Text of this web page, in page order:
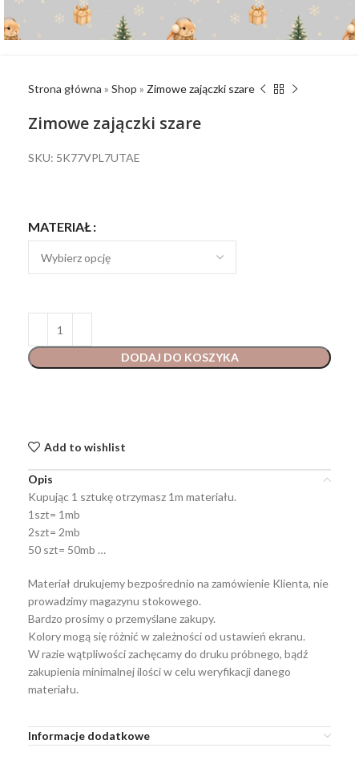
Strona główna » Shop » Zimowe zajączki szare
Zimowe zajączki szare
SKU: 5K77VPL7UTAE
MATERIAŁ
DODAJ DO KOSZYKA
Add to wishlist
Opis
Kupując 1 sztukę otrzymasz 1m materiału.
1szt= 1mb
2szt= 2mb
50 szt= 50mb …
Materiał drukujemy bezpośrednio na zamówienie Klienta, nie
prowadzimy magazynu stokowego.
Bardzo prosimy o przemyślane zakupy.
Kolory mogą się różnić w zależności od ustawień ekranu.
W razie wątpliwości zachęcamy do druku próbnego, bądź
zakupienia minimalnej ilości w celu weryfikacji danego
materiału.
Informacje dodatkowe